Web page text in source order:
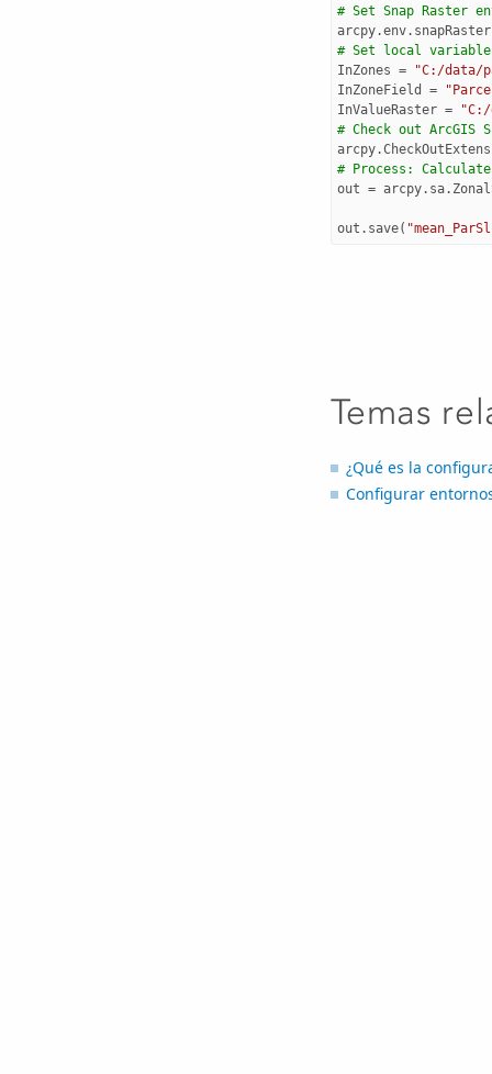
# Set Snap Raster
arcpy.env. snapRaster
# Set local
InZones =
"C:/data/
InZoneField
=
InValueRaster =
# Check out ArcGIS
arcpy.
# Process:
out = arcpy. sa.
out . save(
Temas
¿Qué es la
Configurar